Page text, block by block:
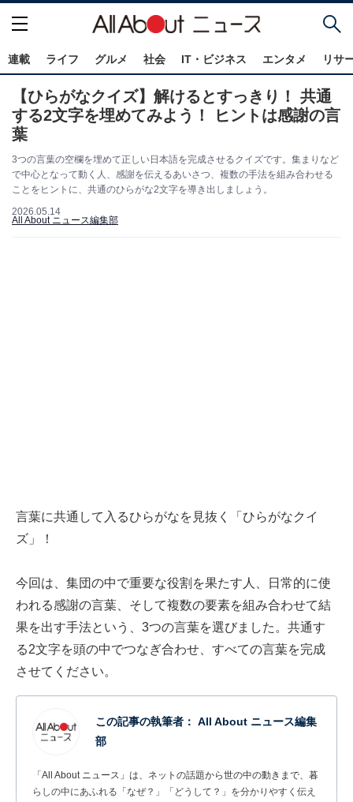
連載 ライフ グルメ 社会 IT・ビジネス エンタメ リサ
【ひらがなクイズ】解けるとすっきり！ 共通
する2文字を埋めてみよう！ ヒントは感謝の言
葉
3つの言葉の空欄を埋めて正しい日本語を完成させるクイズです。集まりなど
で中心となって動く人、感謝を伝えるあいさつ、複数の手法を組み合わせる
ことをヒントに、共通のひらがな2文字を導き出しましょう。
2026.05.14
All About ニュース編集部
言葉に共通して入るひらがなを見抜く「ひらがなクイ
ズ」！
今回は、集団の中で重要な役割を果たす人、日常的に使
われる感謝の言葉、そして複数の要素を組み合わせて結
果を出す手法という、3つの言葉を選びました。共通す
る2文字を頭の中でつなぎ合わせ、すべての言葉を完成
させてください。
この記事の執筆者： All About ニュース編集
部
「All About ニュース」は、ネットの話題から世の中の動きまで、暮
らしの中にあふれる「なぜ？」「どうして？」を分かりやすく伝え